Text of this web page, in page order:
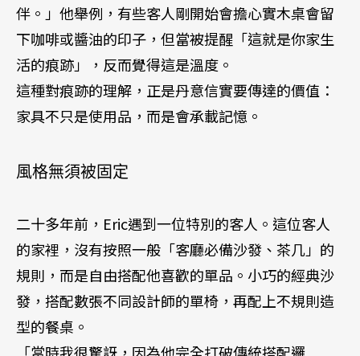
伴。」他舉例，有些客人剛開始會擔心實木桌會留
下咖啡或醬油的印子，但當被提醒「這就是你家生
活的痕跡」，反而覺得這是溫度。
這種對痕跡的理解，正是丹意信實要傳達的價值：
家具不只是使用品，而是會承載記憶。
風格無須被固定
二十多年前，Eric遇到一位特別的客人。這位客人
的家裡，沒有按照一般「客廳必備沙發、茶几」的
規則，而是自由搭配他喜歡的單品。小巧的經典沙
發，搭配數張不同設計師的單椅，再配上不規則造
型的餐桌。